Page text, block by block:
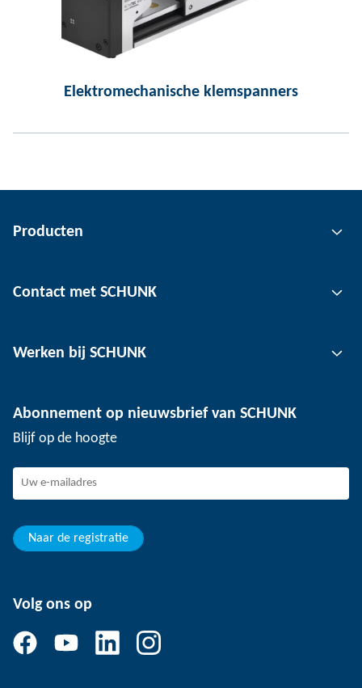
Elektromechanische klemspanners
Producten
Automatiseringstechnologie
Klemtechnologie voor werkstukken
Contact met SCHUNK
Locaties
Evenementen
SCHUNK - Klokkenluidersregeling
Werken bij SCHUNK
Werken bij SCHUNK
Jonge professionals
Leerling
Abonnement op nieuwsbrief van SCHUNK
Blijf op de hoogte
Naar de registratie
Volg ons op